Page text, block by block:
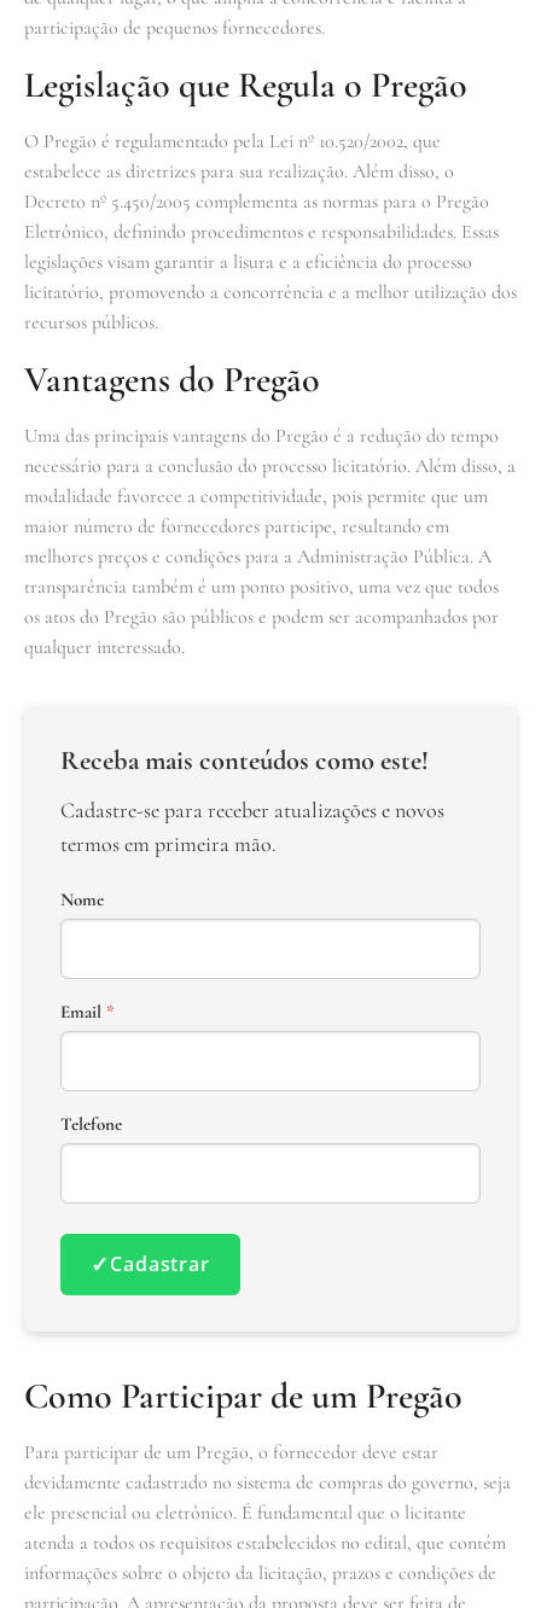
participação de pequenos fornecedores.
Legislação que Regula o Pregão
O Pregão é regulamentado pela Lei nº 10.520/2002, que
estabelece as diretrizes para sua realização. Além disso, o
Decreto nº 5.450/2005 complementa as normas para o Pregão
Eletrônico, definindo procedimentos e responsabilidades. Essas
legislações visam garantir a lisura e a eficiência do processo
licitatório, promovendo a concorrência e a melhor utilização dos
recursos públicos.
Vantagens do Pregão
Uma das principais vantagens do Pregão é a redução do tempo
necessário para a conclusão do processo licitatório. Além disso, a
modalidade favorece a competitividade, pois permite que um
maior número de fornecedores participe, resultando em
melhores preços e condições para a Administração Pública. A
transparência também é um ponto positivo, uma vez que todos
os atos do Pregão são públicos e podem ser acompanhados por
qualquer interessado.
Receba mais conteúdos como este!
Cadastre-se para receber atualizações e novos
termos em primeira mão.
Nome
Email *
Telefone
✓Cadastrar
Como Participar de um Pregão
Para participar de um Pregão, o fornecedor deve estar
devidamente cadastrado no sistema de compras do governo, seja
ele presencial ou eletrônico. É fundamental que o licitante
atenda a todos os requisitos estabelecidos no edital, que contém
informações sobre o objeto da licitação, prazos e condições de
participação. A apresentação da proposta deve ser feita de